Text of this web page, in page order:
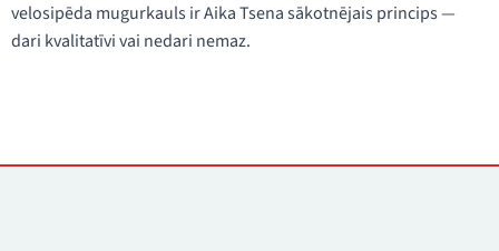
velosipēda mugurkauls ir Aika Tsena sākotnējais princips —
dari kvalitatīvi vai nedari nemaz.